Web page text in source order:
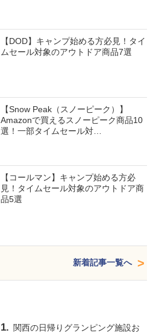
【DOD】キャンプ始める方必見！タイ
ムセール対象のアウトドア商品7選
【Snow Peak（スノーピーク）】
Amazonで買えるスノーピーク商品10
選！一部タイムセール対…
【コールマン】キャンプ始める方必
見！タイムセール対象のアウトドア商
品5選
新着記事一覧へ
関西の日帰りグランピング施設お